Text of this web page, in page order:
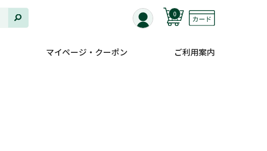
0
マイページ・クーポン ご利用案内